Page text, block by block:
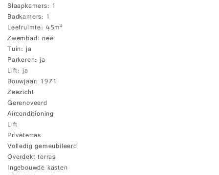
Slaapkamers 1
Badkamers 1
Leefruimte 45m²
Zwembad nee
Tuin ja
Parkeren ja
Lift ja
Bouwjaar 1971
Zeezicht
Gerenoveerd
Airconditioning
Lift
Privéterras
Volledig gemeubileerd
Overdekt terras
Ingebouwde kasten